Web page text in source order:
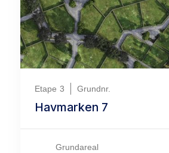
Etape 3 Grundnr.
Havmarken 7
Grundareal